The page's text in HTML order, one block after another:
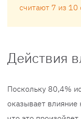
считают 7 из
Действия
Поскольку 80,4%
оказывает